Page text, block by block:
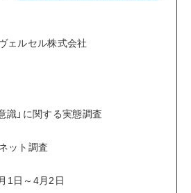
ェルセル株式会社
識」に関する実態調査
ット調査
1日～4月2日